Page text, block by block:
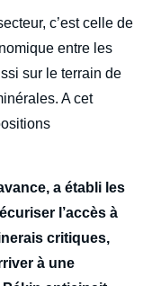
c’est celle de
entre les
sur le terrain de
A cet
a établi les
l’accès à
critiques,
à une